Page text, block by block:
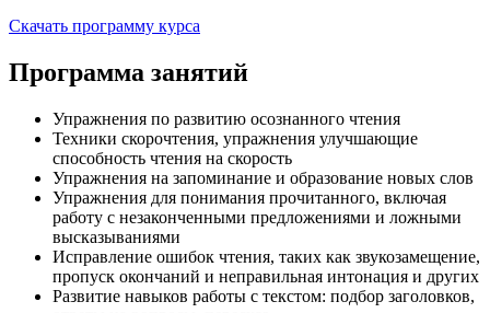
Скачать программу курса
Программа занятий
Упражнения по развитию осознанного чтения
Техники скорочтения, упражнения улучшающие
способность чтения на скорость
Упражнения на запоминание и образование новых слов
Упражнения для понимания прочитанного, включая
работу с незаконченными предложениями и ложными
высказываниями
Исправление ошибок чтения, таких как звукозамещение,
пропуск окончаний и неправильная интонация и других
Развитие навыков работы с текстом: подбор заголовков,